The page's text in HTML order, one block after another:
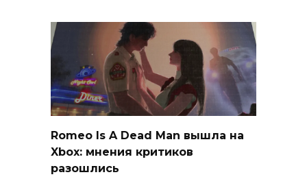
Romeo Is A Dead Man вышла на
Xbox: мнения критиков
разошлись